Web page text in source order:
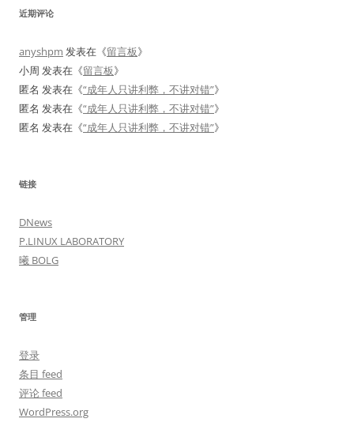
近期评论
anyshpm 发表在《留言板》
小周 发表在《留言板》
匿名 发表在《“成年人只讲利弊，不讲对错”》
匿名 发表在《“成年人只讲利弊，不讲对错”》
匿名 发表在《“成年人只讲利弊，不讲对错”》
链接
DNews
P.LINUX LABORATORY
曦 BOLG
管理
登录
条目 feed
评论 feed
WordPress.org